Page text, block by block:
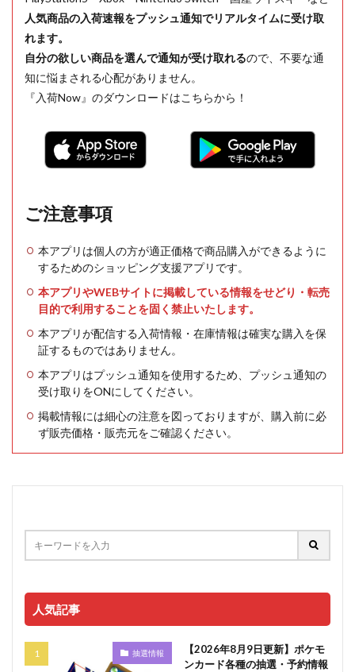
人気商品の入荷速報をプッシュ通知でリアルタイムに受け取
れます。
自分の欲しい商品を選んで通知が受け取れるので、不要な通
知に悩まされる心配がありません。
『入荷Now』のダウンロードはこちらから！
ご注意事項
本アプリは個人の方が適正価格で商品購入ができるように
するためのショッピング支援アプリです。
本アプリやWEBサイトに掲載している情報をせどり・転売
目的で利用することを固く禁止いたします。
本アプリが配信する入荷情報・在庫情報は確実な購入を保
証するものではありません。
本アプリはプッシュ通知を使用するため、プッシュ通知の
受け取りをONにしてください。
掲載情報には細心の注意を図っておりますが、購入前に必
ず販売価格・販売元をご確認ください。
人気記事
抽選情報
【2026年8月9日更新】ポケモ
ンカード各種の抽選・予約情報